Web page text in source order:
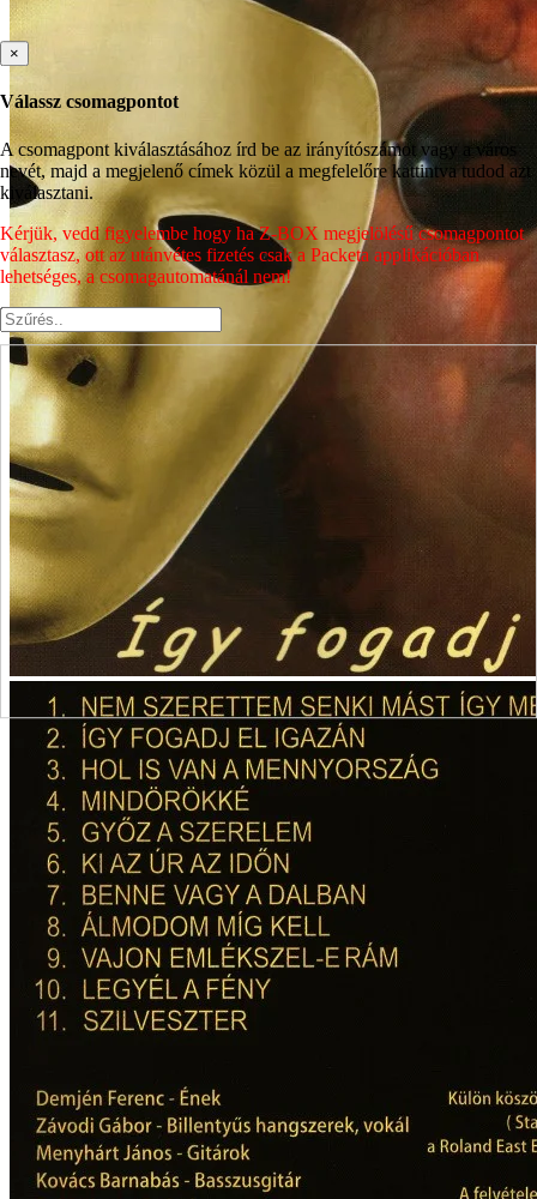
×
Válassz csomagpontot
A csomagpont kiválasztásához írd be az irányítószámot vagy a város
nevét, majd a megjelenő címek közül a megfelelőre kattintva tudod azt
kiválasztani.
Kérjük, vedd figyelembe hogy ha Z-BOX megjelölésű csomagpontot
választasz, ott az utánvétes fizetés csak a Packeta applikációban
lehetséges, a csomagautomatánál nem!